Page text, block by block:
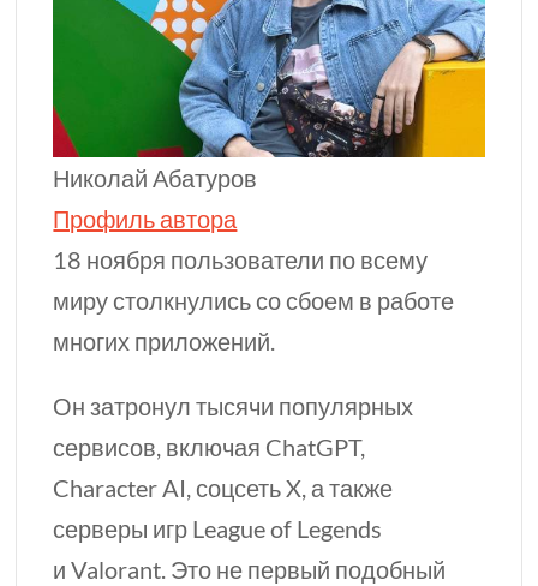
Николай Абатуров
Профиль автора
18 ноября пользователи по всему
миру столкнулись со сбоем в работе
многих приложений.
Он затронул тысячи популярных
сервисов, включая ChatGPT,
Character AI, соцсеть X, а также
серверы игр League of Legends
и Valorant. Это не первый подобный